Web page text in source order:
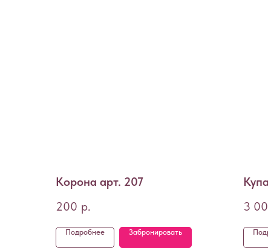
Корона арт. 207
200 р.
Подробнее Забронировать
3